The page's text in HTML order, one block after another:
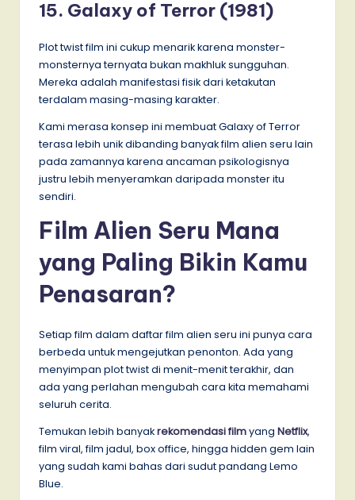
15. Galaxy of Terror (1981)
Plot twist film ini cukup menarik karena monster-
monsternya ternyata bukan makhluk sungguhan.
Mereka adalah manifestasi fisik dari ketakutan
terdalam masing-masing karakter.
Kami merasa konsep ini membuat Galaxy of Terror
terasa lebih unik dibanding banyak film alien seru lain
pada zamannya karena ancaman psikologisnya
justru lebih menyeramkan daripada monster itu
sendiri.
Film Alien Seru Mana
yang Paling Bikin Kamu
Penasaran?
Setiap film dalam daftar film alien seru ini punya cara
berbeda untuk mengejutkan penonton. Ada yang
menyimpan plot twist di menit-menit terakhir, dan
ada yang perlahan mengubah cara kita memahami
seluruh cerita.
Temukan lebih banyakrekomendasi filmyang Netflix,
film viral, film jadul, box office, hingga hidden gem lain
yang sudah kami bahas dari sudut pandang Lemo
Blue.